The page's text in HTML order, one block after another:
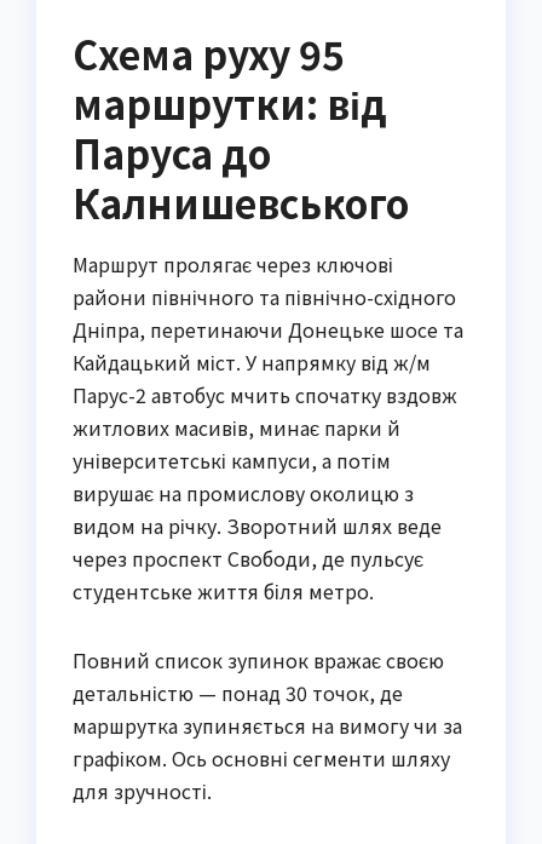
Схема руху 95
маршрутки: від
Паруса до
Калнишевського
Маршрут пролягає через ключові
райони північного та північно-східного
Дніпра, перетинаючи Донецьке шосе та
Кайдацький міст. У напрямку від ж/м
Парус-2 автобус мчить спочатку вздовж
житлових масивів, минає парки й
університетські кампуси, а потім
вирушає на промислову околицю з
видом на річку. Зворотний шлях веде
через проспект Свободи, де пульсує
студентське життя біля метро.
Повний список зупинок вражає своєю
детальністю — понад 30 точок, де
маршрутка зупиняється на вимогу чи за
графіком. Ось основні сегменти шляху
для зручності.